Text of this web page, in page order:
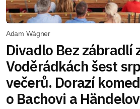
Adam Wágner
Divadlo Bez zábradlí
Voděrádkách šest
večerů. Dorazí
o Bachovi a